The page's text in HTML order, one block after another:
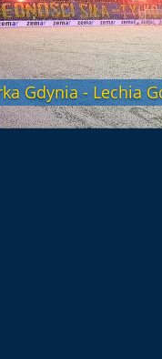
Gdynia - Lechia